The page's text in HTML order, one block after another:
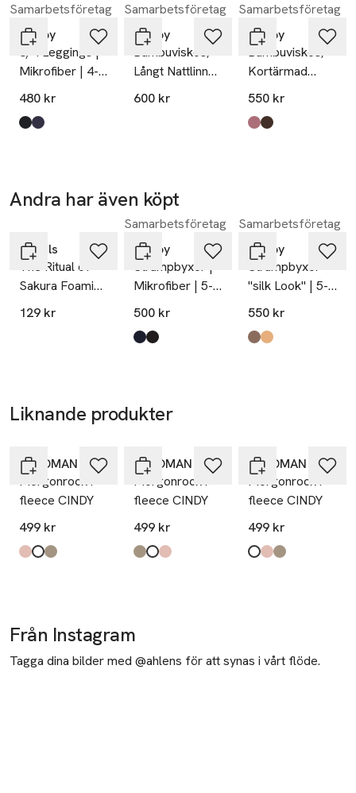
Hoppa över bildspelet
Samarbetsföretag
Decoy
3/4 Leggings |
Mikrofiber | 4-
pack | 60
480 kr
Produkten finns i färgerna:
black
blue,
Samarbetsföretag
Decoy
Bambuviskos,
Långt Nattlinne,
Marin
600 kr
Samarbetsföretag
Decoy
Bambuviskos,
Kortärmad
Nattlinne, Rose
550 kr
Produkten finns i
rose,
brown
Andra har även köpt
Hoppa över bildspelet
Gåva på
Rituals
The Ritual of
Sakura Foaming
Shower Gel
129 kr
Samarbetsföretag
Decoy
Strumpbyxor |
Mikrofiber | 5-
pack | 40
500 kr
Produkten finns i färgerna:
navy,
black
Samarbetsföretag
Decoy
Strumpbyxor
"silk Look" | 5-
pack | 20
Black
550 kr
Produkten finns i
black
sand
Liknande produkter
Å WOMAN
Morgonrock i
fleece CINDY
499 kr
Produkten finns i färgerna:
Pink,
Offwhite
Mole,
Å WOMAN
Morgonrock i
fleece CINDY
499 kr
Produkten finns i färgerna:
Mole,
Offwhite
Pink,
Å WOMAN
Morgonrock i
fleece CINDY
499 kr
Produkten finns i
Offwhite
Pink,
Mole,
Från Instagram
Tagga dina bilder med @ahlens för att synas i vårt flöde.